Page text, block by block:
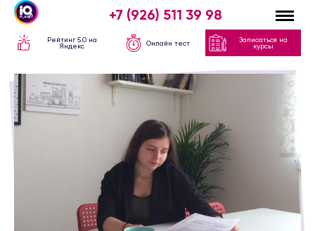
+7 (926) 511 39 98
Рейтинг 5.0 на
Яндекс
Онлайн тест
Записаться на
курсы